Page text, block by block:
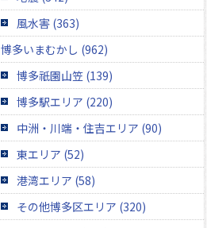
風水害 (363)
博多いまむかし (962)
博多祇園山笠 (139)
博多駅エリア (220)
中洲・川端・住吉エリア (90)
東エリア (52)
港湾エリア (58)
その他博多区エリア (320)